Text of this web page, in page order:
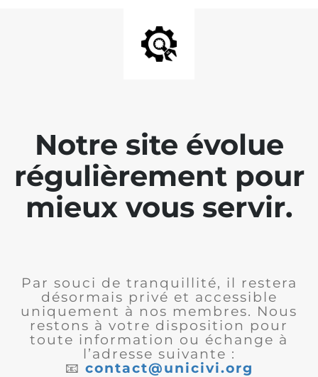
Notre site évolue
régulièrement pour
mieux vous servir.
Par souci de tranquillité, il restera
désormais privé et accessible
uniquement à nos membres. Nous
restons à votre disposition pour
toute information ou échange à
l’adresse suivante :
📧 contact@unicivi.org